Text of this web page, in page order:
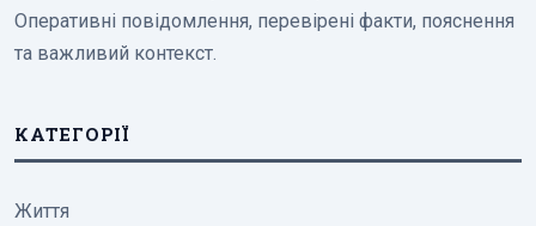
Оперативні повідомлення, перевірені факти, пояснення
та важливий контекст.
КАТЕГОРІЇ
Життя